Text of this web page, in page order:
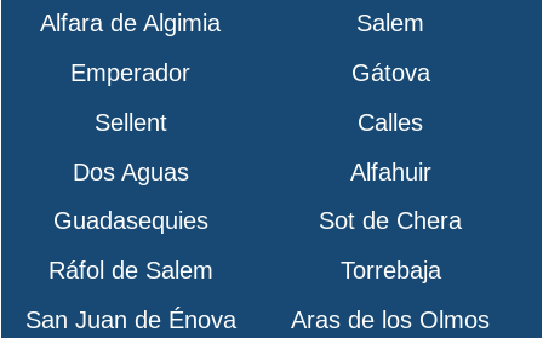
Alfara de Algimia
Salem
Emperador
Gátova
Sellent
Calles
Dos Aguas
Alfahuir
Guadasequies
Sot de Chera
Ráfol de Salem
Torrebaja
San Juan de Énova
Aras de los Olmos